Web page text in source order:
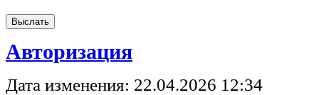
Авторизация
Дата изменения: 22.04.2026 12:34